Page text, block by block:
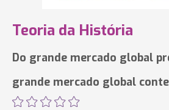
Teoria da História
Do grande mercado global
grande mercado global